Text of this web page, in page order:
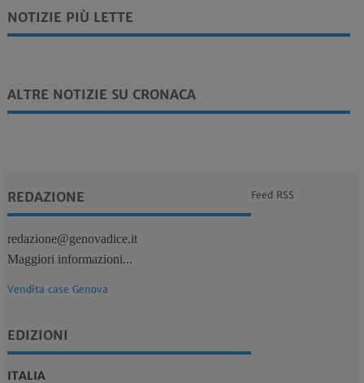
NOTIZIE PIÙ LETTE
ALTRE NOTIZIE SU CRONACA
REDAZIONE
redazione@genovadice.it
Maggiori informazioni...
Vendita case Genova
EDIZIONI
ITALIA
Feed RSS